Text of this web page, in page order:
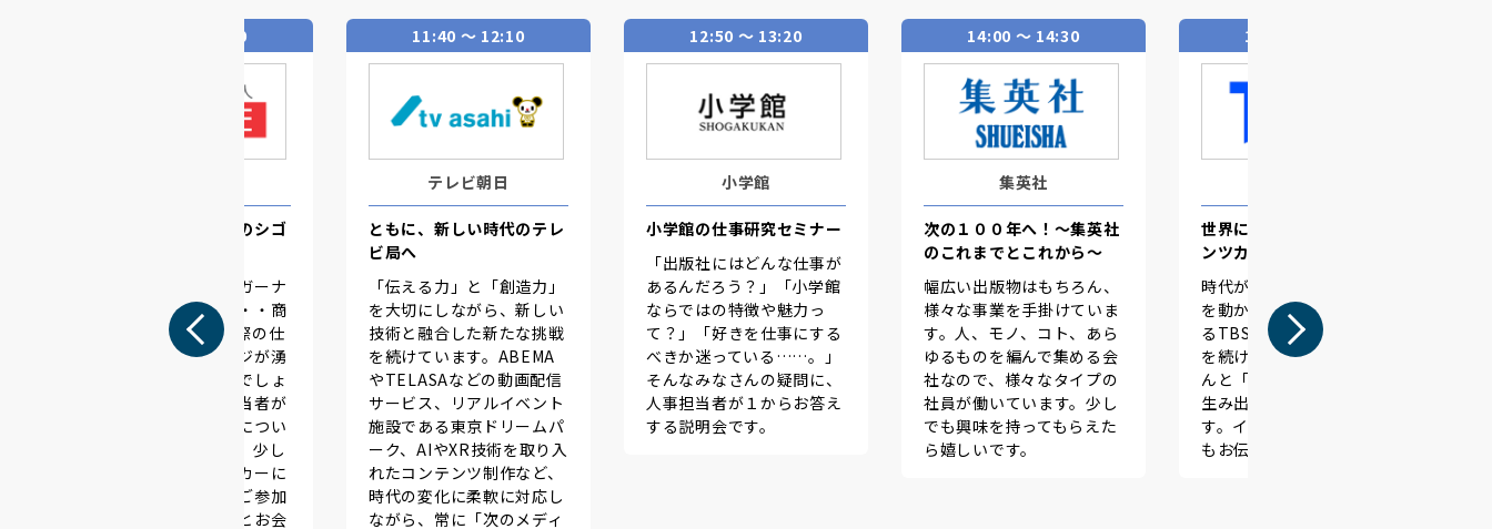
10:30 〜 11:00
お口の恋人 ロッテのシゴ
キシリトールガム、ガーナ
ミルクチョコレート・・商
品は知っていても実際の仕
事はなかなかイメージが湧
きづらいのではないでしょ
うか。当日は採用担当者が
食品業界・菓子業界につい
て詳しくお話します。少し
でも食品業界・メーカーに
興味がある方、是非ご参加
ください！みなさまとお会
11:40 〜 12:10
テレビ朝日
ともに、新しい時代のテレ
ビ局へ
「伝える力」と「創造力」
を大切にしながら、新しい
技術と融合した新たな挑戦
を続けています。ABEMA
やTELASAなどの動画配信
サービス、リアルイベント
施設である東京ドリームパ
ーク、AIやXR技術を取り入
れたコンテンツ制作など、
時代の変化に柔軟に対応し
ながら、常に「次のメディ
12:50 〜 13:20
小学館
小学館の仕事研究セミナー
「出版社にはどんな仕事が
あるんだろう？」「小学館
ならではの特徴や魅力っ
て？」「好きを仕事にする
べきか迷っている……。」
そんなみなさんの疑問に、
人事担当者が１からお答え
する説明会です。
14:00 〜 14:30
集英社
次の１００年へ！～集英社
のこれまでとこれから～
幅広い出版物はもちろん、
様々な事業を手掛けていま
す。人、モノ、コト、あら
ゆるものを編んで集める会
社なので、様々なタイプの
社員が働いています。少し
でも興味を持ってもらえた
ら嬉しいです。
15:10 〜 15:40
世界に羽ばたく総合コンテ
ンツカンパニー
時代が変わっても、人の心
を動かす原動力であり続け
るTBS。未来をつくる挑戦
を続ける中、情熱ある皆さ
んと「ときめくとき。」を
生み出したいと考えていま
す。インターンの最新情報
もお伝えします。